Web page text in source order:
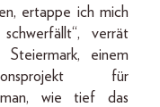
ertappe ich mich
verrät
einem
für
man, wie tief das